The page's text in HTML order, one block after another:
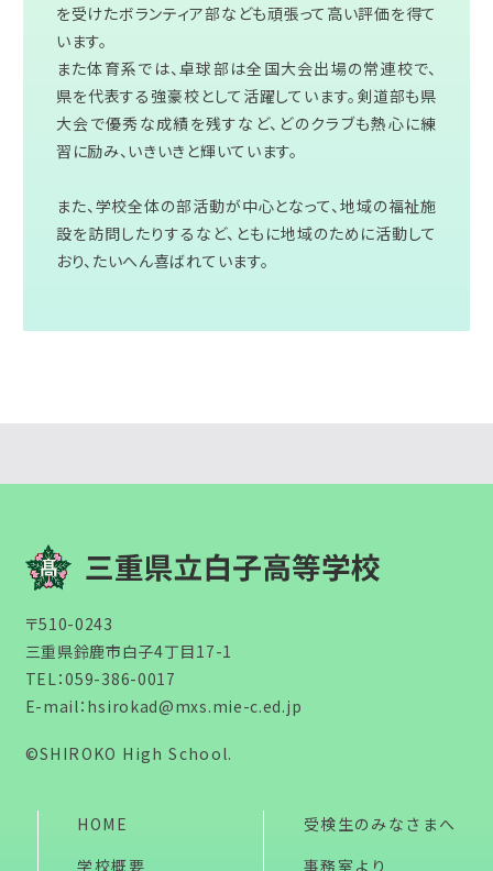
を受けたボランティア部なども頑張って高い評価を得て
います。
また体育系では、卓球部は全国大会出場の常連校で、
県を代表する強豪校として活躍しています。剣道部も県
大会で優秀な成績を残すなど、どのクラブも熱心に練
習に励み、いきいきと輝いています。
また、学校全体の部活動が中心となって、地域の福祉施
設を訪問したりするなど、ともに地域のために活動して
おり、たいへん喜ばれています。
〒510-0243
三重県鈴鹿市白子4丁目17-1
TEL：059-386-0017
E-mail： hsirokad@mxs.mie-c.ed.jp
©SHIROKO High School.
HOME
学校概要
受検生のみなさまへ
事務室より